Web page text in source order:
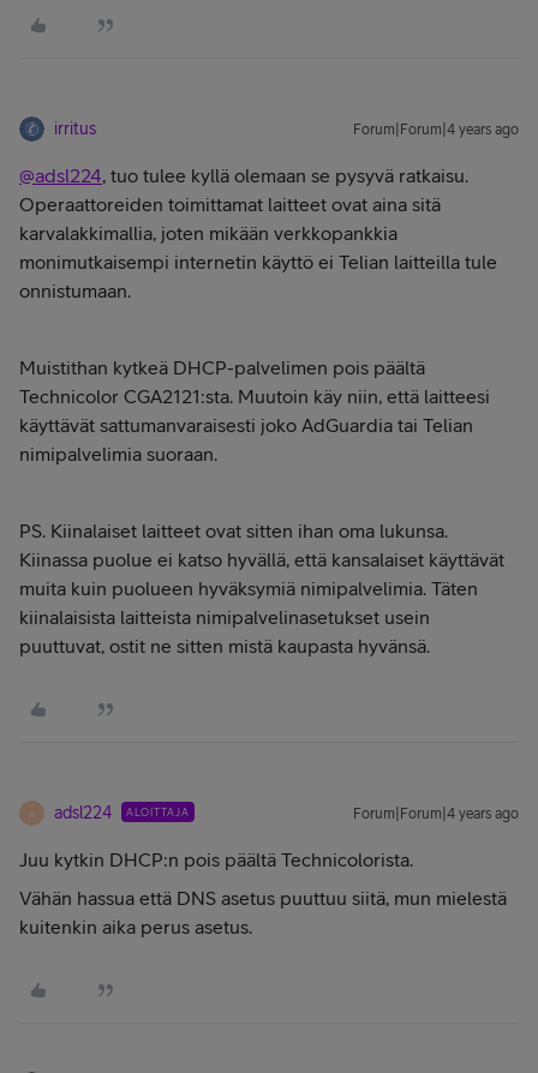
irritus Forum|Forum|4 years ago
@adsl224, tuo tulee kyllä olemaan se pysyvä ratkaisu.
Operaattoreiden toimittamat laitteet ovat aina sitä
karvalakkimallia, joten mikään verkkopankkia
monimutkaisempi internetin käyttö ei Telian laitteilla tule
onnistumaan.
Muistithan kytkeä DHCP-palvelimen pois päältä
Technicolor CGA2121:sta. Muutoin käy niin, että laitteesi
käyttävät sattumanvaraisesti joko AdGuardia tai Telian
nimipalvelimia suoraan.
PS. Kiinalaiset laitteet ovat sitten ihan oma lukunsa.
Kiinassa puolue ei katso hyvällä, että kansalaiset käyttävät
muita kuin puolueen hyväksymiä nimipalvelimia. Täten
kiinalaisista laitteista nimipalvelinasetukset usein
puuttuvat, ostit ne sitten mistä kaupasta hyvänsä.
A adsl224 ALOITTAJA Forum|Forum|4 years ago
Juu kytkin DHCP:n pois päältä Technicolorista.
Vähän hassua että DNS asetus puuttuu siitä, mun mielestä
kuitenkin aika perus asetus.